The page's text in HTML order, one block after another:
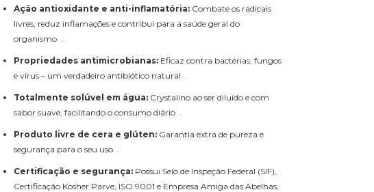
Ação antioxidante e anti-inflamatória: Combate os radicais
livres, reduz inflamações e contribui para a saúde geral do
organismo .
Propriedades antimicrobianas: Eficaz contra bactérias, fungos
e vírus – um verdadeiro antibiótico natural .
Totalmente solúvel em água: Crystalino ao ser diluído e com
sabor suave, facilitando o consumo diário .
Produto livre de cera e glúten: Garantia extra de pureza e
segurança para o seu uso .
Certificação e segurança: Possui Selo de Inspeção Federal (SIF),
Certificação Kosher Parve, ISO 9001 e Empresa Amiga das Abelhas,